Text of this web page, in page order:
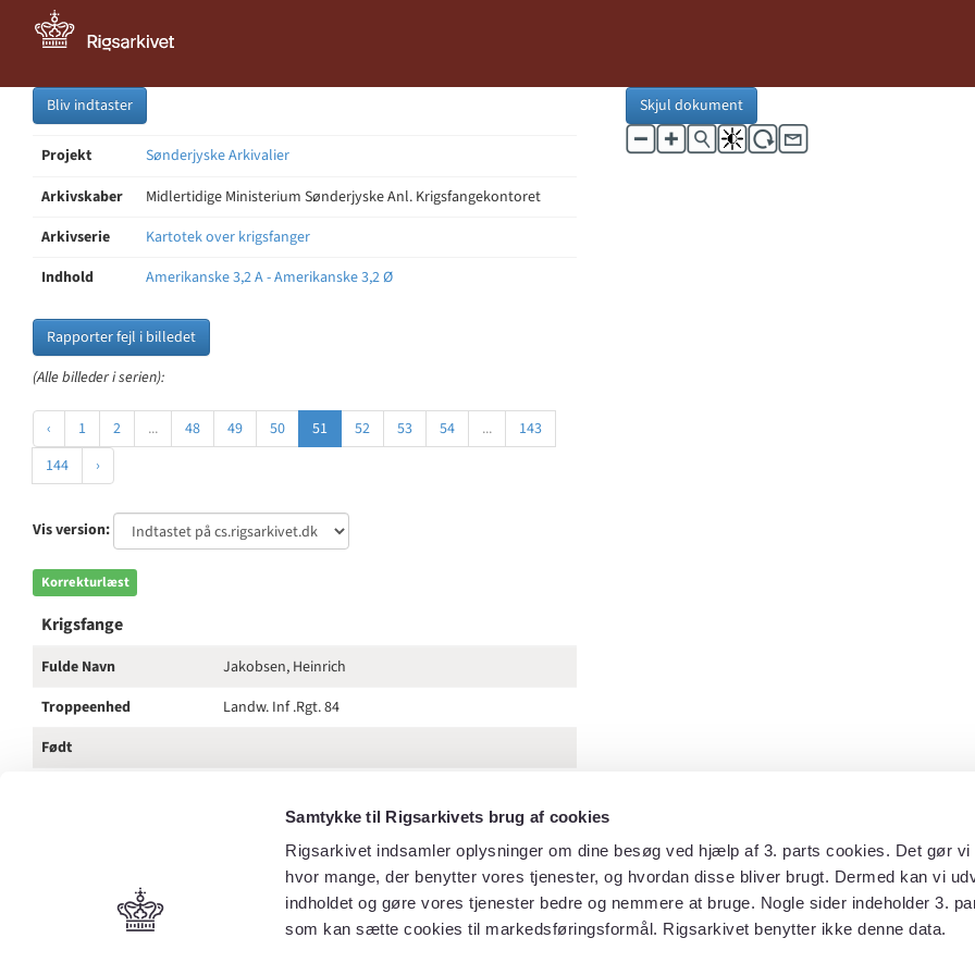
Samtykke til Rigsarkivets brug af cookies
Rigsarkivet indsamler oplysninger om dine besøg ved hjælp af 3. parts cookies. Det gør vi
hvor mange, der benytter vores tjenester, og hvordan disse bliver brugt. Dermed kan vi
indholdet og gøre vores tjenester bedre og nemmere at bruge. Nogle sider indeholder 3.
som kan sætte cookies til markedsføringsformål. Rigsarkivet benytter ikke denne data.
Bliv indtaster
Projekt
Sønderjyske Arkivalier
Arkivskaber
Midlertidige Ministerium Sønderjyske Anl. Krigsfangekontoret
Arkivserie
Kartotek over krigsfanger
Indhold
Amerikanske 3,2 A - Amerikanske 3,2 Ø
Rapporter fejl i billedet
(Alle billeder i serien):
‹ 1 2 ... 48 49 50 51 52 53 54 ...
143
144
›
Vis version:
Korrekturlæst
Krigsfange
Fulde Navn
Jakobsen, Heinrich
Troppeenhed
Landw. Inf .Rgt. 84
Født
Yderligere kommentar
K. 200 Tschita, Bezirk Transbaikalieu, Sibirien
Ladegaard v. Haderslev 15/4 77 el. 78 Sidste Efterr.
Skjul dokument